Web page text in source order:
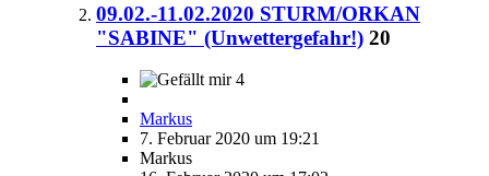
09.02.-11.02.2020 STURM/ORKAN
"SABINE" (Unwettergefahr!) 20
4
Markus
7. Februar 2020 um 19:21
Markus